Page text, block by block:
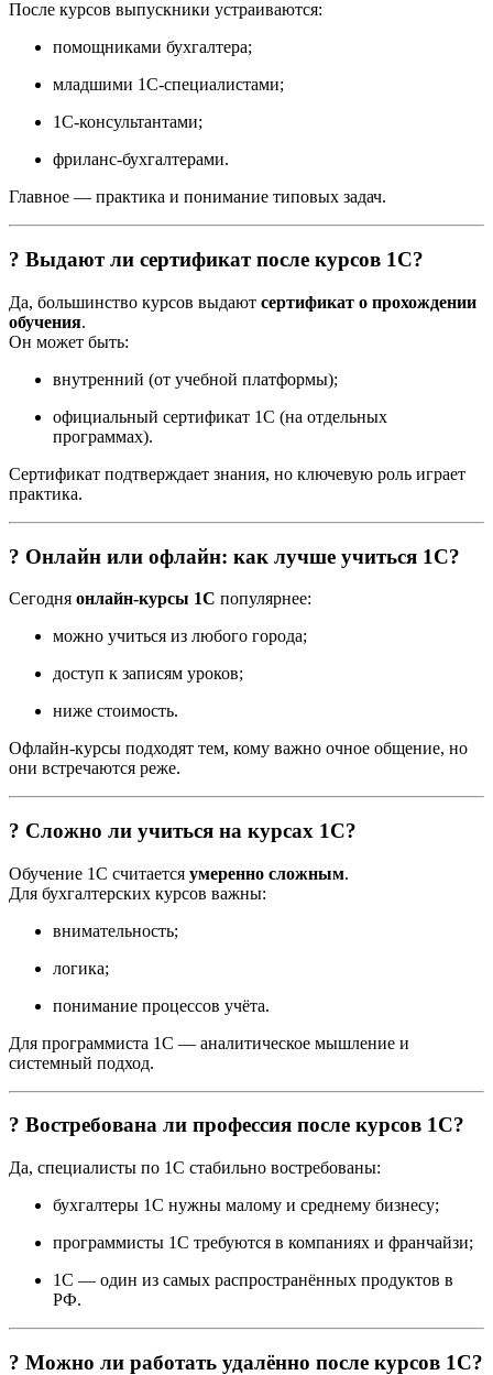
После курсов выпускники устраиваются:
помощниками бухгалтера;
младшими 1С-специалистами;
1С-консультантами;
фриланс-бухгалтерами.
Главное — практика и понимание типовых задач.
? Выдают ли сертификат после курсов 1С?
Да, большинство курсов выдают сертификат о прохождении
обучения.
Он может быть:
внутренний (от учебной платформы);
официальный сертификат 1С (на отдельных
программах).
Сертификат подтверждает знания, но ключевую роль играет
практика.
? Онлайн или офлайн: как лучше учиться 1С?
Сегодня онлайн-курсы 1С популярнее:
можно учиться из любого города;
доступ к записям уроков;
ниже стоимость.
Офлайн-курсы подходят тем, кому важно очное общение, но
они встречаются реже.
? Сложно ли учиться на курсах 1С?
Обучение 1С считается умеренно сложным.
Для бухгалтерских курсов важны:
внимательность;
логика;
понимание процессов учёта.
Для программиста 1С — аналитическое мышление и
системный подход.
? Востребована ли профессия после курсов 1С?
Да, специалисты по 1С стабильно востребованы:
бухгалтеры 1С нужны малому и среднему бизнесу;
программисты 1С требуются в компаниях и франчайзи;
1С — один из самых распространённых продуктов в
РФ.
? Можно ли работать удалённо после курсов 1С?